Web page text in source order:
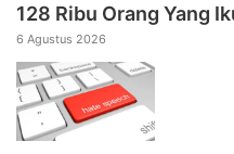
128 Ribu Orang Yang
6 Agustus 2026